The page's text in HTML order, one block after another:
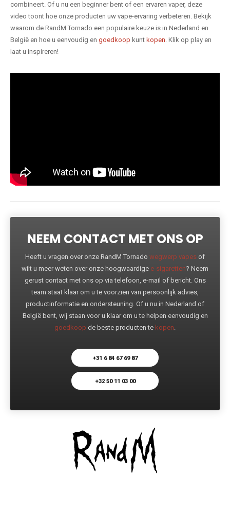
combineert. Of u nu een beginner bent of een ervaren vaper, deze
video toont hoe onze producten uw vape-ervaring verbeteren. Bekijk
waarom de RandM Tornado een populaire keuze is in Nederland en
België en hoe u eenvoudig en goedkoop kunt kopen. Klik op play en
laat u inspireren!
NEEM CONTACT MET ONS OP
Heeft u vragen over onze RandM Tornado wegwerp vapes of
wilt u meer weten over onze hoogwaardige e-sigaretten? Neem
gerust contact met ons op via telefoon, e-mail of bericht. Ons
team staat klaar om u te voorzien van persoonlijk advies,
productinformatie en ondersteuning. Of u nu in Nederland of
België bent, wij staan voor u klaar om u te helpen eenvoudig en
goedkoop de beste producten te kopen.
+31 6 84 67 69 87
+32 50 11 03 00